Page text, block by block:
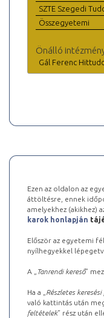
SZTE Szegedi
Összegyetemi
Önálló
Gál Ferenc
Ezen az oldalon az
áttöltésre, ennek
amelyekhez (akikhez)
karok honlapján
Először az egyetemi
nyílhegyekkel
A „ Tanrendi kereső”
Ha a „ Részletes
való kattintás után
feltételek” rész után